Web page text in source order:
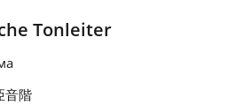
Tonleiter
音階